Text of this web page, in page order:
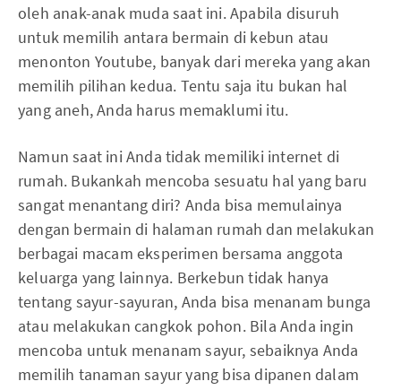
oleh anak-anak muda saat ini. Apabila disuruh
untuk memilih antara bermain di kebun atau
menonton Youtube, banyak dari mereka yang akan
memilih pilihan kedua. Tentu saja itu bukan hal
yang aneh, Anda harus memaklumi itu.
Namun saat ini Anda tidak memiliki internet di
rumah. Bukankah mencoba sesuatu hal yang baru
sangat menantang diri? Anda bisa memulainya
dengan bermain di halaman rumah dan melakukan
berbagai macam eksperimen bersama anggota
keluarga yang lainnya. Berkebun tidak hanya
tentang sayur-sayuran, Anda bisa menanam bunga
atau melakukan cangkok pohon. Bila Anda ingin
mencoba untuk menanam sayur, sebaiknya Anda
memilih tanaman sayur yang bisa dipanen dalam